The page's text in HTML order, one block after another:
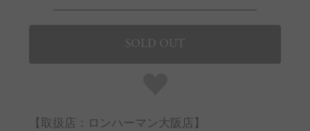
SOLD OUT
【取扱店：ロンハーマン大阪店】